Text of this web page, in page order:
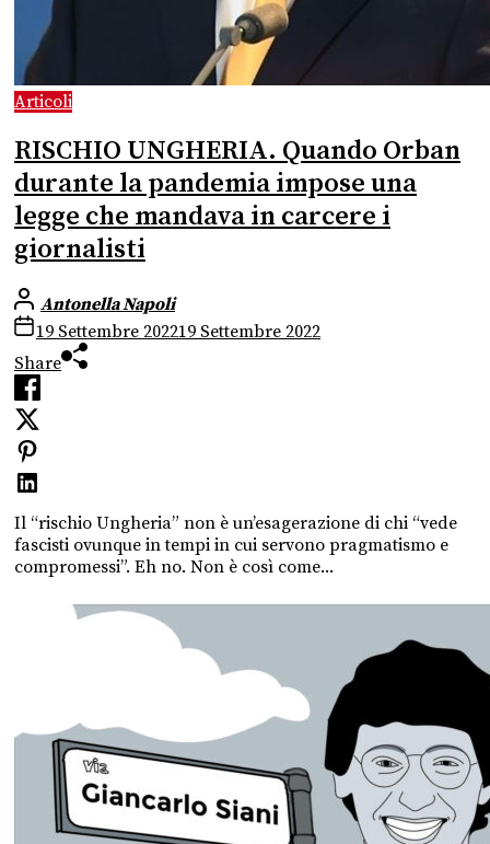
Articoli
RISCHIO UNGHERIA. Quando Orban
durante la pandemia impose una
legge che mandava in carcere i
giornalisti
Antonella Napoli
19 Settembre 202219 Settembre 2022
Share
Il “rischio Ungheria” non è un’esagerazione di chi “vede
fascisti ovunque in tempi in cui servono pragmatismo e
compromessi”. Eh no. Non è così come...